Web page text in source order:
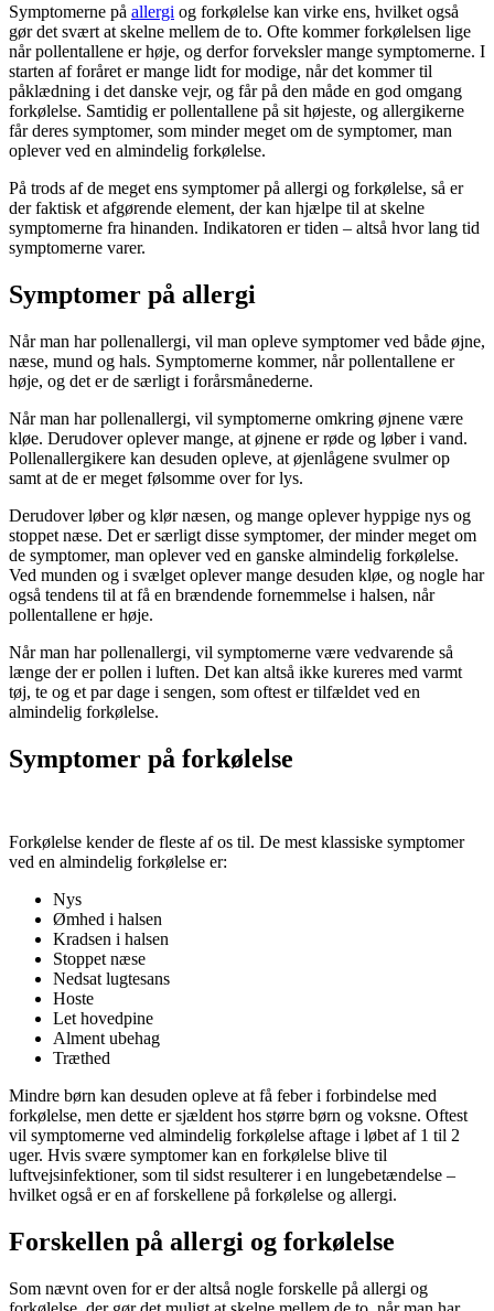
Symptomerne på allergi og forkølelse kan virke ens, hvilket også
gør det svært at skelne mellem de to. Ofte kommer forkølelsen lige
når pollentallene er høje, og derfor forveksler mange symptomerne. I
starten af foråret er mange lidt for modige, når det kommer til
påklædning i det danske vejr, og får på den måde en god omgang
forkølelse. Samtidig er pollentallene på sit højeste, og allergikerne
får deres symptomer, som minder meget om de symptomer, man
oplever ved en almindelig forkølelse.
På trods af de meget ens symptomer på allergi og forkølelse, så er
der faktisk et afgørende element, der kan hjælpe til at skelne
symptomerne fra hinanden. Indikatoren er tiden – altså hvor lang tid
symptomerne varer.
Symptomer på allergi
Når man har pollenallergi, vil man opleve symptomer ved både øjne,
næse, mund og hals. Symptomerne kommer, når pollentallene er
høje, og det er de særligt i forårsmånederne.
Når man har pollenallergi, vil symptomerne omkring øjnene være
kløe. Derudover oplever mange, at øjnene er røde og løber i vand.
Pollenallergikere kan desuden opleve, at øjenlågene svulmer op
samt at de er meget følsomme over for lys.
Derudover løber og klør næsen, og mange oplever hyppige nys og
stoppet næse. Det er særligt disse symptomer, der minder meget om
de symptomer, man oplever ved en ganske almindelig forkølelse.
Ved munden og i svælget oplever mange desuden kløe, og nogle har
også tendens til at få en brændende fornemmelse i halsen, når
pollentallene er høje.
Når man har pollenallergi, vil symptomerne være vedvarende så
længe der er pollen i luften. Det kan altså ikke kureres med varmt
tøj, te og et par dage i sengen, som oftest er tilfældet ved en
almindelig forkølelse.
Symptomer på forkølelse
Forkølelse kender de fleste af os til. De mest klassiske symptomer
ved en almindelig forkølelse er:
Nys
Ømhed i halsen
Kradsen i halsen
Stoppet næse
Nedsat lugtesans
Hoste
Let hovedpine
Alment ubehag
Træthed
Mindre børn kan desuden opleve at få feber i forbindelse med
forkølelse, men dette er sjældent hos større børn og voksne. Oftest
vil symptomerne ved almindelig forkølelse aftage i løbet af 1 til 2
uger. Hvis svære symptomer kan en forkølelse blive til
luftvejsinfektioner, som til sidst resulterer i en lungebetændelse –
hvilket også er en af forskellene på forkølelse og allergi.
Forskellen på allergi og forkølelse
Som nævnt oven for er der altså nogle forskelle på allergi og